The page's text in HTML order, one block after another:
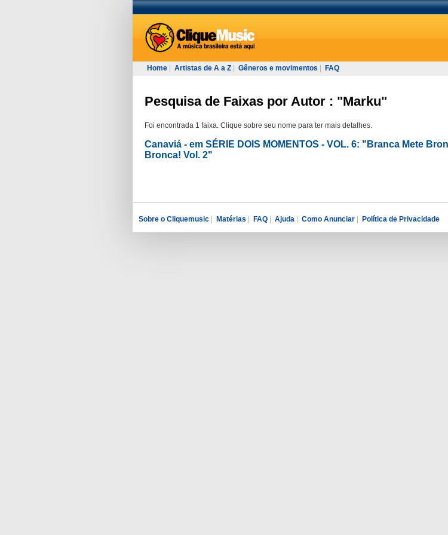
Home Artistas de A a Z Gêneros e movimentos FAQ
Pesquisa de Faixas por Autor : "Marku"
Foi encontrada 1 faixa. Clique sobre seu nome para ter mais detalhes.
Canaviá - em SÉRIE DOIS MOMENTOS - VOL. 6: "Branca Mete
Bronca! Vol. 2"
Sobre o Cliquemusic | Matérias | FAQ | Ajuda | Como Anunciar | Política de Privacidade